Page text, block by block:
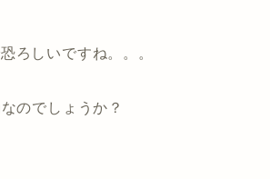
ろしいですね。。。
のでしょうか？